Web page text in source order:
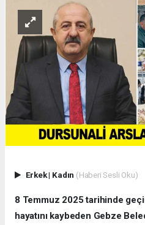
Erkek| Kadın (Haberi Sesli Oku)
8 Temmuz 2025 tarihinde
hayatını kaybeden Gebze